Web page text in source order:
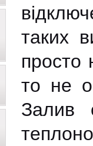
таких
просто
то не
Залив